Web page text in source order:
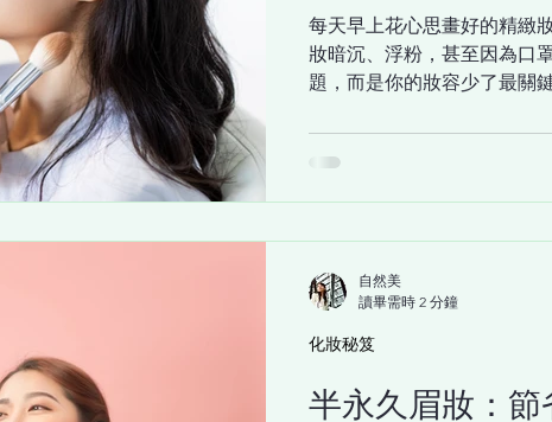
每天早上花心思畫好的精
妝暗沉、浮粉，甚至因為口
題，而是你的妝容少了最關
只是一款好的底妝，更是一
底妝，為肌膚打好「水光」
至關重要。一個好的底妝，
分。塗抹的瞬間，能為肌膚
天生擁有的好膚質。 點圗了
PA++++ Luminous Moist
64.537% 。 持妝力長達12小
半永久眉妝：
化妝秘笈
自然美
讀畢需時 2 分鐘